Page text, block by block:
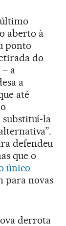
aberto à
ponto
do
– a
a
até
substituí-la
defendeu
que o
único
para novas
derrota